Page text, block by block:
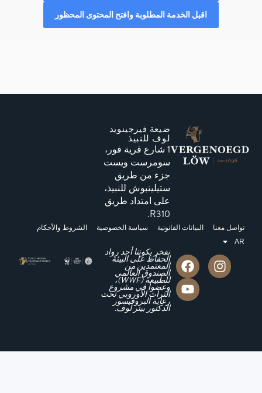
اقبل الخدمة المطلوبة وافتح المحتوى المحظور
ضيعة فيرجينويد
لوف للنبيذ
1 شارع قرية فور،
سومرست ويست
جزء من طريق
ستيلينبوش للنبيذ،
على امتداد طريق
R310.
تواصل معنا البيانات القانونية سياسة الخصوصية
الشروط والأحكام
AR
نفخر بكوننا أحد رواد
الحفاظ على البيئة
المعتمدين من
الصندوق العالمي
للطبيعة (WWF)،
وعضواً في مشروع
التراث الأوروبي تحت
رعاية البروفيسور
الدكتور بيتر لوف.